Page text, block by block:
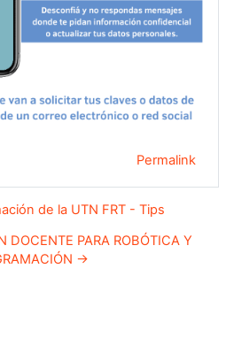
Permalink
de la UTN FRT - Tips
DOCENTE PARA ROBÓTICA Y
→